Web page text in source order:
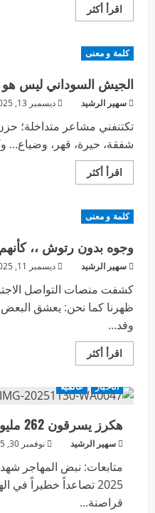
اقرأ أكثر
كلمة و معنى
الجيش السوداني ليس
سهير الرشيد ديسمبر 13, 2025
تكتنفني مشاعر متداخلة؛
شفقة، حيرة، قهر، وضياع…
اقرأ أكثر
كلمة و معنى
وجوه بدون رتوش ،،
سهير الرشيد ديسمبر 11, 2025
كشفت منصات التواصل
ظهرنا كما نحن: يعشق
وقد...
اقرأ أكثر
الأخبار عالمية
هكرز يسرقون 262 مليون دولار أمريكي
سهير الرشيد نوفمبر 30, 2025
متابعات: نبض المهاجر
2025 تصاعداً خطيراً في
قراصنة...